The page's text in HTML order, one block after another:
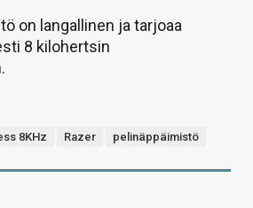
on langallinen ja tarjoaa
8 kilohertsin
8KHz Razer pelinäppäimistö